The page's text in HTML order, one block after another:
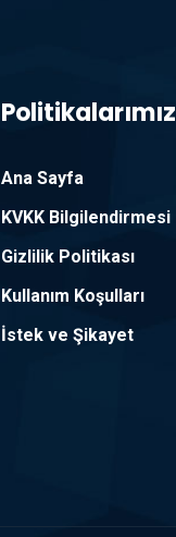
Politikalarımız
Ana Sayfa
KVKK Bilgilendirmesi
Gizlilik Politikası
Kullanım Koşulları
İstek ve Şikayet